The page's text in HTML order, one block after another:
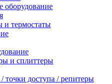
оборудование
и термостаты
и сплиттеры
точки доступа / репитеры